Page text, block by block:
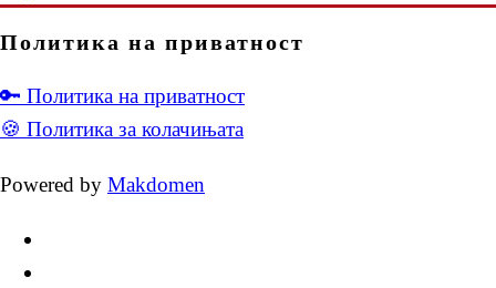
Политика на приватност
🔑 Политика на приватност
🍪 Политика за колачињата
Powered by Makdomen